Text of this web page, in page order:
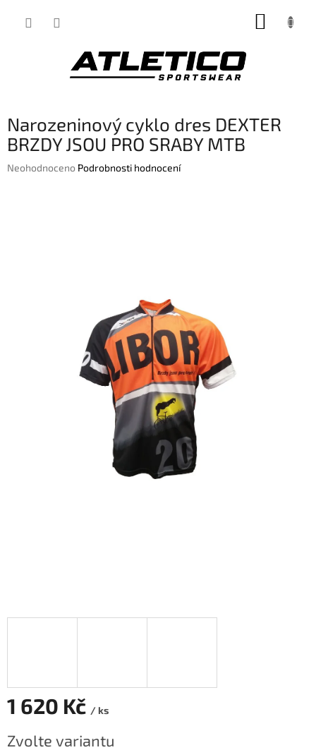
Narozeninový cyklo dres DEXTER
BRZDY JSOU PRO SRABY MTB
Průměrné
Neohodnoceno Podrobnosti hodnocení
1 620 Kč / ks
cena:
Zvolte variantu